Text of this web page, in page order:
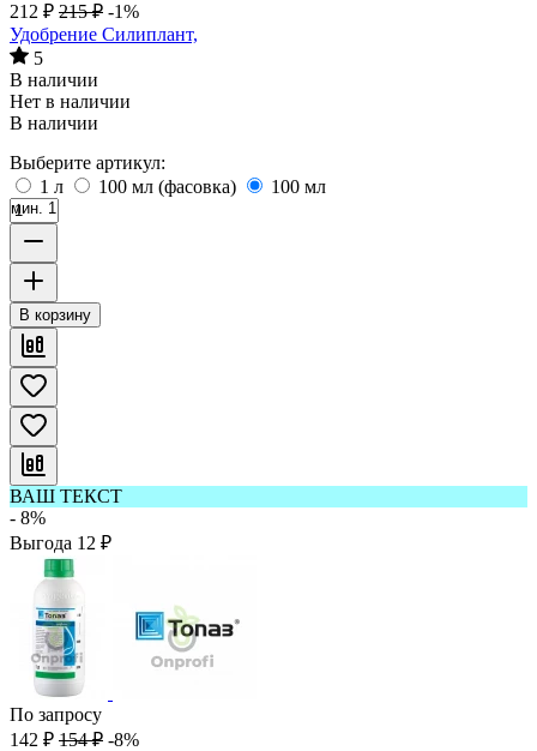
212 ₽ 215 ₽ -1%
Удобрение Силиплант,
5
В наличии
Нет в наличии
В наличии
Выберите артикул:
1 л
100 мл (фасовка) 100 мл
мин. 1
В корзину
ВАШ ТЕКСТ
- 8%
Выгода 12 ₽
По запросу
142 ₽ 154 ₽ -8%